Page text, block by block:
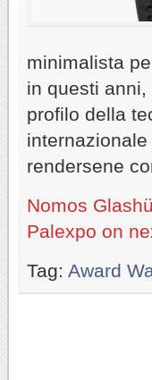
minimalista
in questi
profilo della
rendersene
Nomos
Palexpo on
Tag: Award